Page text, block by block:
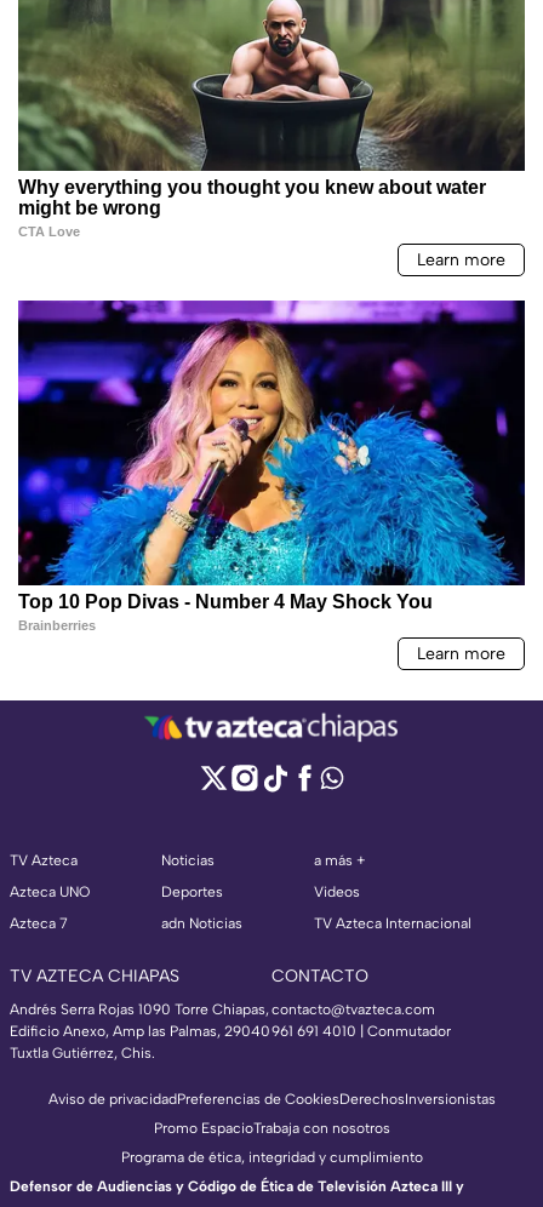
TV Azteca
Azteca UNO
Azteca 7
Noticias
Deportes
adn Noticias
a más +
Videos
TV Azteca Internacional
TV AZTECA CHIAPAS
Andrés Serra Rojas 1090 Torre Chiapas,
Edificio Anexo, Amp las Palmas, 29040
Tuxtla Gutiérrez, Chis.
CONTACTO
contacto@tvazteca.com
961 691 4010 | Conmutador
Aviso de privacidadPreferencias de CookiesDerechosInversionistas
Promo EspacioTrabaja con nosotros
Programa de ética, integridad y cumplimiento
Defensor de Audiencias y Código de Ética de Televisión Azteca III y